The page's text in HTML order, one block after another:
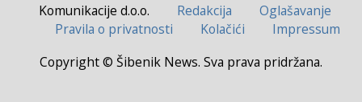
Komunikacije d.o.o. Redakcija
Oglašavanje
Pravila o privatnosti
Kolačići
Impressum
Copyright © Šibenik News. Sva prava pridržana.